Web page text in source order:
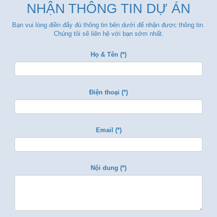
NHẬN THÔNG TIN DỰ ÁN
Bạn vui lòng điền đẩy đủ thông tin bên dưới để nhận được thông tin.
Chúng tôi sẽ liên hệ với bạn sớm nhất.
Họ & Tên (*)
Điện thoại (*)
Email (*)
Nội dung (*)